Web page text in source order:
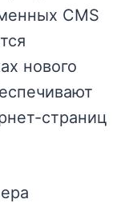
CMS
нового
страниц